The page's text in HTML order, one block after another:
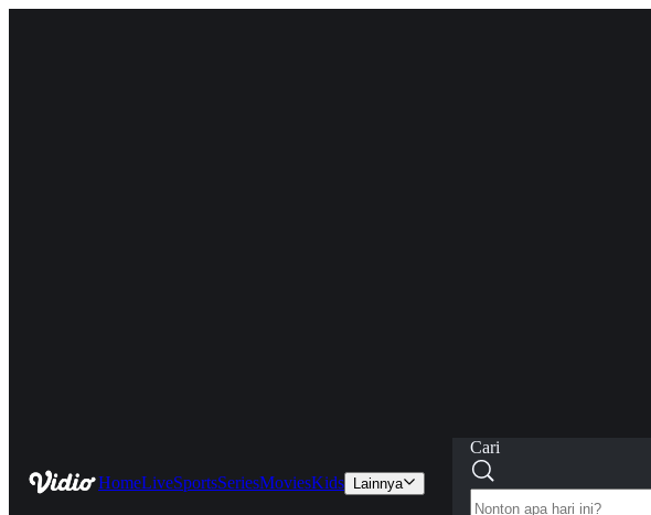
HomeLiveSportsSeriesMoviesKids Lainnya
Cari